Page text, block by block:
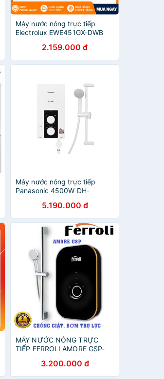
Máy nước nóng trực tiếp
Electrolux EWE451GX-DWB
2.159.000 đ
Máy nước nóng trực tiếp
Panasonic 4500W DH-
5.190.000 đ
MÁY NƯỚC NÓNG TRỰC
TIẾP FERROLI AMORE GSP-
3.200.000 đ